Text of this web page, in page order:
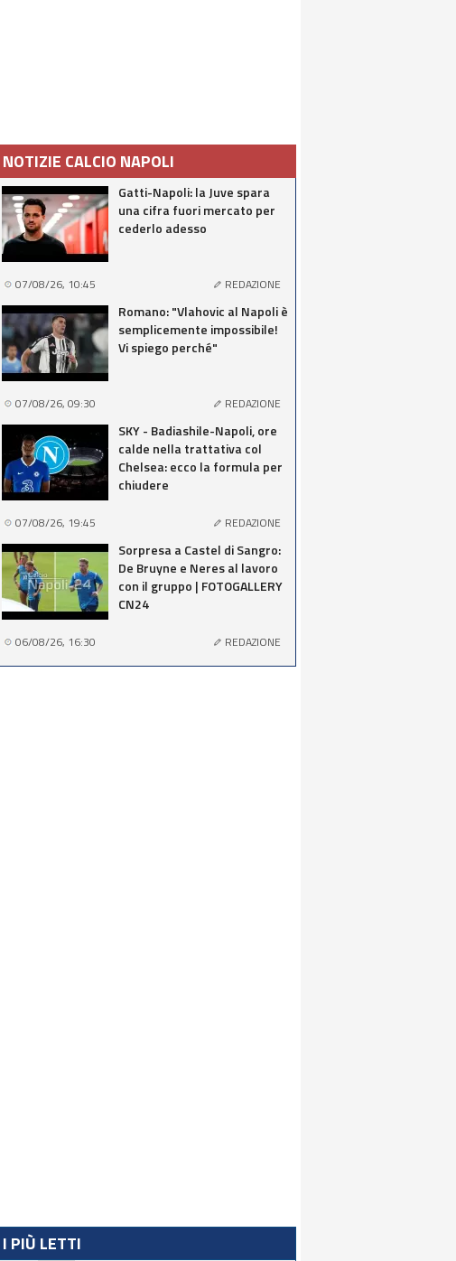
NOTIZIE CALCIO NAPOLI
Gatti-Napoli: la Juve spara
una cifra fuori mercato per
cederlo adesso
07/08/26, 10:45 REDAZIONE
Romano: "Vlahovic al Napoli è
semplicemente impossibile!
Vi spiego perché"
07/08/26, 09:30 REDAZIONE
SKY - Badiashile-Napoli, ore
calde nella trattativa col
Chelsea: ecco la formula per
chiudere
07/08/26, 19:45 REDAZIONE
Sorpresa a Castel di Sangro:
De Bruyne e Neres al lavoro
con il gruppo | FOTOGALLERY
CN24
06/08/26, 16:30 REDAZIONE
I PIÙ LETTI